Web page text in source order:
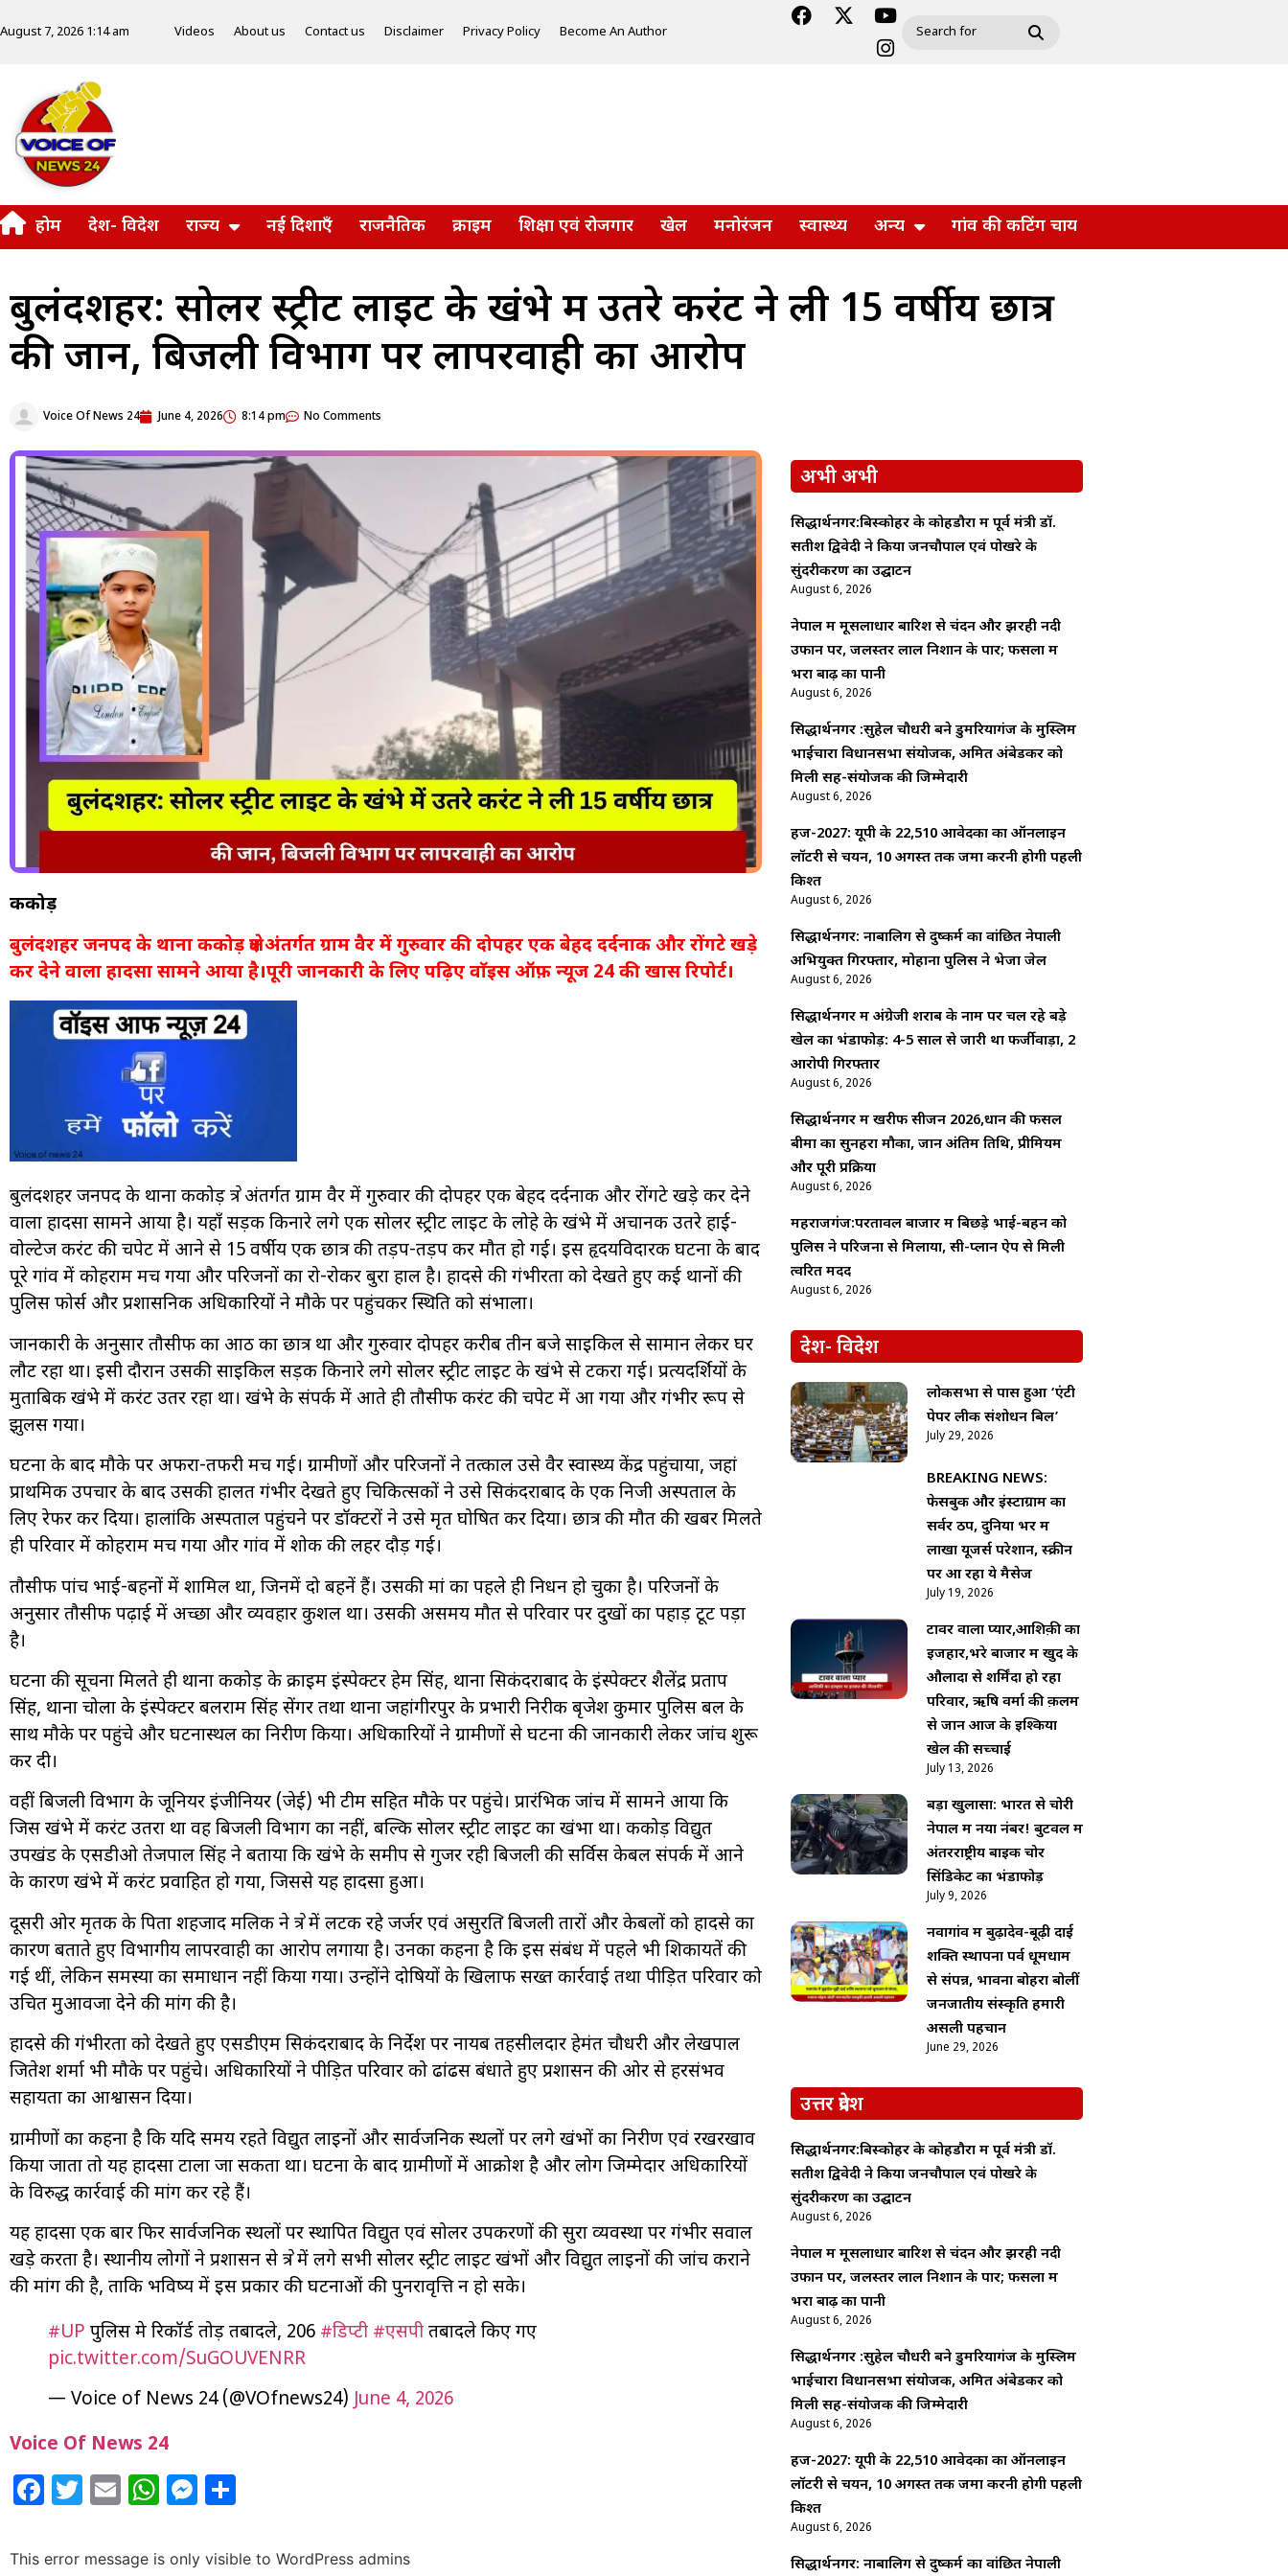
August 7, 2026 1:14 am Videos About us Contact us Disclaimer Privacy Policy Become An Author
होम देश- विदेश राज्य नई दिशाएँ राजनैतिक क्राइम शिक्षा एवं रोजगार खेल मनोरंजन स्वास्थ्य अन्य गांव की कटिंग चाय
बुलंदशहर: सोलर स्ट्रीट लाइट के खंभे में उतरे करंट ने ली 15 वर्षीय छात्र
की जान, बिजली विभाग पर लापरवाही का आरोप
Voice Of News 24 June 4, 2026 8:14 pm No Comments
ककोड़
बुलंदशहर जनपद के थाना ककोड़ क्षेत्र अंतर्गत ग्राम वैर में गुरुवार की दोपहर एक बेहद दर्दनाक और रोंगटे खड़े
कर देने वाला हादसा सामने आया है।पूरी जानकारी के लिए पढ़िए वाॅइस ऑफ़ न्यूज 24 की खास रिपोर्ट।
बुलंदशहर जनपद के थाना ककोड़ क्षेत्र अंतर्गत ग्राम वैर में गुरुवार की दोपहर एक बेहद दर्दनाक और रोंगटे खड़े कर देने
वाला हादसा सामने आया है। यहाँ सड़क किनारे लगे एक सोलर स्ट्रीट लाइट के लोहे के खंभे में अचानक उतरे हाई-
वोल्टेज करंट की चपेट में आने से 15 वर्षीय एक छात्र की तड़प-तड़प कर मौत हो गई। इस हृदयविदारक घटना के बाद
पूरे गांव में कोहराम मच गया और परिजनों का रो-रोकर बुरा हाल है। हादसे की गंभीरता को देखते हुए कई थानों की
पुलिस फोर्स और प्रशासनिक अधिकारियों ने मौके पर पहुंचकर स्थिति को संभाला।
जानकारी के अनुसार तौसीफ कक्षा आठ का छात्र था और गुरुवार दोपहर करीब तीन बजे साइकिल से सामान लेकर घर
लौट रहा था। इसी दौरान उसकी साइकिल सड़क किनारे लगे सोलर स्ट्रीट लाइट के खंभे से टकरा गई। प्रत्यक्षदर्शियों के
मुताबिक खंभे में करंट उतर रहा था। खंभे के संपर्क में आते ही तौसीफ करंट की चपेट में आ गया और गंभीर रूप से
झुलस गया।
घटना के बाद मौके पर अफरा-तफरी मच गई। ग्रामीणों और परिजनों ने तत्काल उसे वैर स्वास्थ्य केंद्र पहुंचाया, जहां
प्राथमिक उपचार के बाद उसकी हालत गंभीर देखते हुए चिकित्सकों ने उसे सिकंदराबाद के एक निजी अस्पताल के
लिए रेफर कर दिया। हालांकि अस्पताल पहुंचने पर डॉक्टरों ने उसे मृत घोषित कर दिया। छात्र की मौत की खबर मिलते
ही परिवार में कोहराम मच गया और गांव में शोक की लहर दौड़ गई।
तौसीफ पांच भाई-बहनों में शामिल था, जिनमें दो बहनें हैं। उसकी मां का पहले ही निधन हो चुका है। परिजनों के
अनुसार तौसीफ पढ़ाई में अच्छा और व्यवहार कुशल था। उसकी असमय मौत से परिवार पर दुखों का पहाड़ टूट पड़ा
है।
घटना की सूचना मिलते ही थाना ककोड़ के क्राइम इंस्पेक्टर हेम सिंह, थाना सिकंदराबाद के इंस्पेक्टर शैलेंद्र प्रताप
सिंह, थाना चोला के इंस्पेक्टर बलराम सिंह सेंगर तथा थाना जहांगीरपुर के प्रभारी निरीक्षक बृजेश कुमार पुलिस बल के
साथ मौके पर पहुंचे और घटनास्थल का निरीक्षण किया। अधिकारियों ने ग्रामीणों से घटना की जानकारी लेकर जांच शुरू
कर दी।
वहीं बिजली विभाग के जूनियर इंजीनियर (जेई) भी टीम सहित मौके पर पहुंचे। प्रारंभिक जांच में सामने आया कि
जिस खंभे में करंट उतरा था वह बिजली विभाग का नहीं, बल्कि सोलर स्ट्रीट लाइट का खंभा था। ककोड़ विद्युत
उपखंड के एसडीओ तेजपाल सिंह ने बताया कि खंभे के समीप से गुजर रही बिजली की सर्विस केबल संपर्क में आने
के कारण खंभे में करंट प्रवाहित हो गया, जिससे यह हादसा हुआ।
दूसरी ओर मृतक के पिता शहजाद मलिक ने क्षेत्र में लटक रहे जर्जर एवं असुरक्षित बिजली तारों और केबलों को हादसे का
कारण बताते हुए विभागीय लापरवाही का आरोप लगाया है। उनका कहना है कि इस संबंध में पहले भी शिकायतें की
गई थीं, लेकिन समस्या का समाधान नहीं किया गया। उन्होंने दोषियों के खिलाफ सख्त कार्रवाई तथा पीड़ित परिवार को
उचित मुआवजा देने की मांग की है।
हादसे की गंभीरता को देखते हुए एसडीएम सिकंदराबाद के निर्देश पर नायब तहसीलदार हेमंत चौधरी और लेखपाल
जितेश शर्मा भी मौके पर पहुंचे। अधिकारियों ने पीड़ित परिवार को ढांढस बंधाते हुए प्रशासन की ओर से हरसंभव
सहायता का आश्वासन दिया।
ग्रामीणों का कहना है कि यदि समय रहते विद्युत लाइनों और सार्वजनिक स्थलों पर लगे खंभों का निरीक्षण एवं रखरखाव
किया जाता तो यह हादसा टाला जा सकता था। घटना के बाद ग्रामीणों में आक्रोश है और लोग जिम्मेदार अधिकारियों
के विरुद्ध कार्रवाई की मांग कर रहे हैं।
यह हादसा एक बार फिर सार्वजनिक स्थलों पर स्थापित विद्युत एवं सोलर उपकरणों की सुरक्षा व्यवस्था पर गंभीर सवाल
खड़े करता है। स्थानीय लोगों ने प्रशासन से क्षेत्र में लगे सभी सोलर स्ट्रीट लाइट खंभों और विद्युत लाइनों की जांच कराने
की मांग की है, ताकि भविष्य में इस प्रकार की घटनाओं की पुनरावृत्ति न हो सके।
#UP पुलिस मे रिकॉर्ड तोड़ तबादले, 206 #डिप्टी #एसपी तबादले किए गए
pic.twitter.com/SuGOUVENRR
— Voice of News 24 (@VOfnews24)June 4, 2026
Voice Of News 24
Facebook
Twitter
EmailWhatsApp
Messenger
This error message is only visible to WordPress admins
अभी अभी
सिद्धार्थनगर:बिस्कोहर के कोहडौरा में पूर्व मंत्री डॉ.
सतीश द्विवेदी ने किया जनचौपाल एवं पोखरे के
सुंदरीकरण का उद्घाटन
August 6, 2026
नेपाल में मूसलाधार बारिश से चंदन और झरही नदी
उफान पर, जलस्तर लाल निशान के पार; फसलों में
भरा बाढ़ का पानी
August 6, 2026
सिद्धार्थनगर :सुहेल चौधरी बने डुमरियागंज के मुस्लिम
भाईचारा विधानसभा संयोजक, अमित अंबेडकर को
मिली सह-संयोजक की जिम्मेदारी
August 6, 2026
हज-2027: यूपी के 22,510 आवेदकों का ऑनलाइन
लॉटरी से चयन, 10 अगस्त तक जमा करनी होगी पहली
किश्त
August 6, 2026
सिद्धार्थनगर: नाबालिग से दुष्कर्म का वांछित नेपाली
अभियुक्त गिरफ्तार, मोहाना पुलिस ने भेजा जेल
August 6, 2026
सिद्धार्थनगर में अंग्रेजी शराब के नाम पर चल रहे बड़े
खेल का भंडाफोड़: 4-5 साल से जारी था फर्जीवाड़ा, 2
आरोपी गिरफ्तार
August 6, 2026
सिद्धार्थनगर में खरीफ सीजन 2026,धान की फसल
बीमा का सुनहरा मौका, जानें अंतिम तिथि, प्रीमियम
और पूरी प्रक्रिया
August 6, 2026
महराजगंज:परतावल बाजार में बिछड़े भाई-बहन को
पुलिस ने परिजनों से मिलाया, सी-प्लान ऐप से मिली
त्वरित मदद
August 6, 2026
देश- विदेश
लोकसभा से पास हुआ ‘एंटी
पेपर लीक संशोधन बिल’
July 29, 2026
BREAKING NEWS:
फेसबुक और इंस्टाग्राम का
सर्वर ठप, दुनिया भर में
लाखों यूजर्स परेशान, स्क्रीन
पर आ रहा ये मैसेज
July 19, 2026
टावर वाला प्यार,आशिक़ी का
इजहार,भरे बाजार में खुद के
औलादों से शर्मिंदा हो रहा
परिवार, ऋषि वर्मा की क़लम
से जानें आज के इश्किया
खेल की सच्चाई
July 13, 2026
बड़ा खुलासा: भारत से चोरी
नेपाल में नया नंबर! बुटवल में
अंतरराष्ट्रीय बाइक चोर
सिंडिकेट का भंडाफोड़
July 9, 2026
नवागांव में बुढ़ादेव-बूढ़ी दाई
शक्ति स्थापना पर्व धूमधाम
से संपन्न, भावना बोहरा बोलीं
जनजातीय संस्कृति हमारी
असली पहचान
June 29, 2026
उत्तर प्रदेश
सिद्धार्थनगर:बिस्कोहर के कोहडौरा में पूर्व मंत्री डॉ.
सतीश द्विवेदी ने किया जनचौपाल एवं पोखरे के
सुंदरीकरण का उद्घाटन
August 6, 2026
नेपाल में मूसलाधार बारिश से चंदन और झरही नदी
उफान पर, जलस्तर लाल निशान के पार; फसलों में
भरा बाढ़ का पानी
August 6, 2026
सिद्धार्थनगर :सुहेल चौधरी बने डुमरियागंज के मुस्लिम
भाईचारा विधानसभा संयोजक, अमित अंबेडकर को
मिली सह-संयोजक की जिम्मेदारी
August 6, 2026
हज-2027: यूपी के 22,510 आवेदकों का ऑनलाइन
लॉटरी से चयन, 10 अगस्त तक जमा करनी होगी पहली
किश्त
August 6, 2026
सिद्धार्थनगर: नाबालिग से दुष्कर्म का वांछित नेपाली